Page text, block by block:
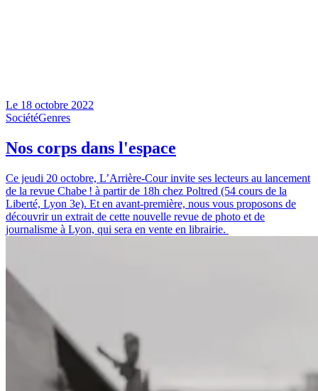
Le 18 octobre 2022
SociétéGenres
Nos corps dans l'espace
Ce jeudi 20 octobre, L’Arrière-Cour invite ses lecteurs au lancement
de la revue Chabe ! à partir de 18h chez Poltred (54 cours de la
Liberté, Lyon 3e). Et en avant-première, nous vous proposons de
découvrir un extrait de cette nouvelle revue de photo et de
journalisme à Lyon, qui sera en vente en librairie.